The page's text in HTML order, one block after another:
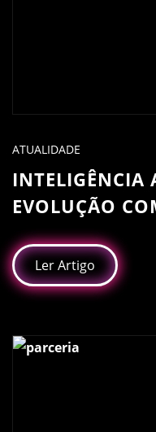
ATUALIDADE
INTELIGÊNCIA
EVOLUÇÃO
Ler Artigo